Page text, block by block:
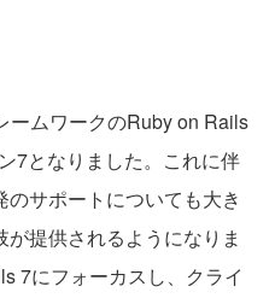
ムワークのRuby on Rails
7となりました。これに伴
サポートについても大き
提供されるようになりま
7にフォーカスし、クライ